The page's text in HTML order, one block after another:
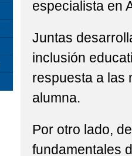
especialista en
Juntas
inclusión
respuesta a las
alumna.
Por otro lado,
fundamentales